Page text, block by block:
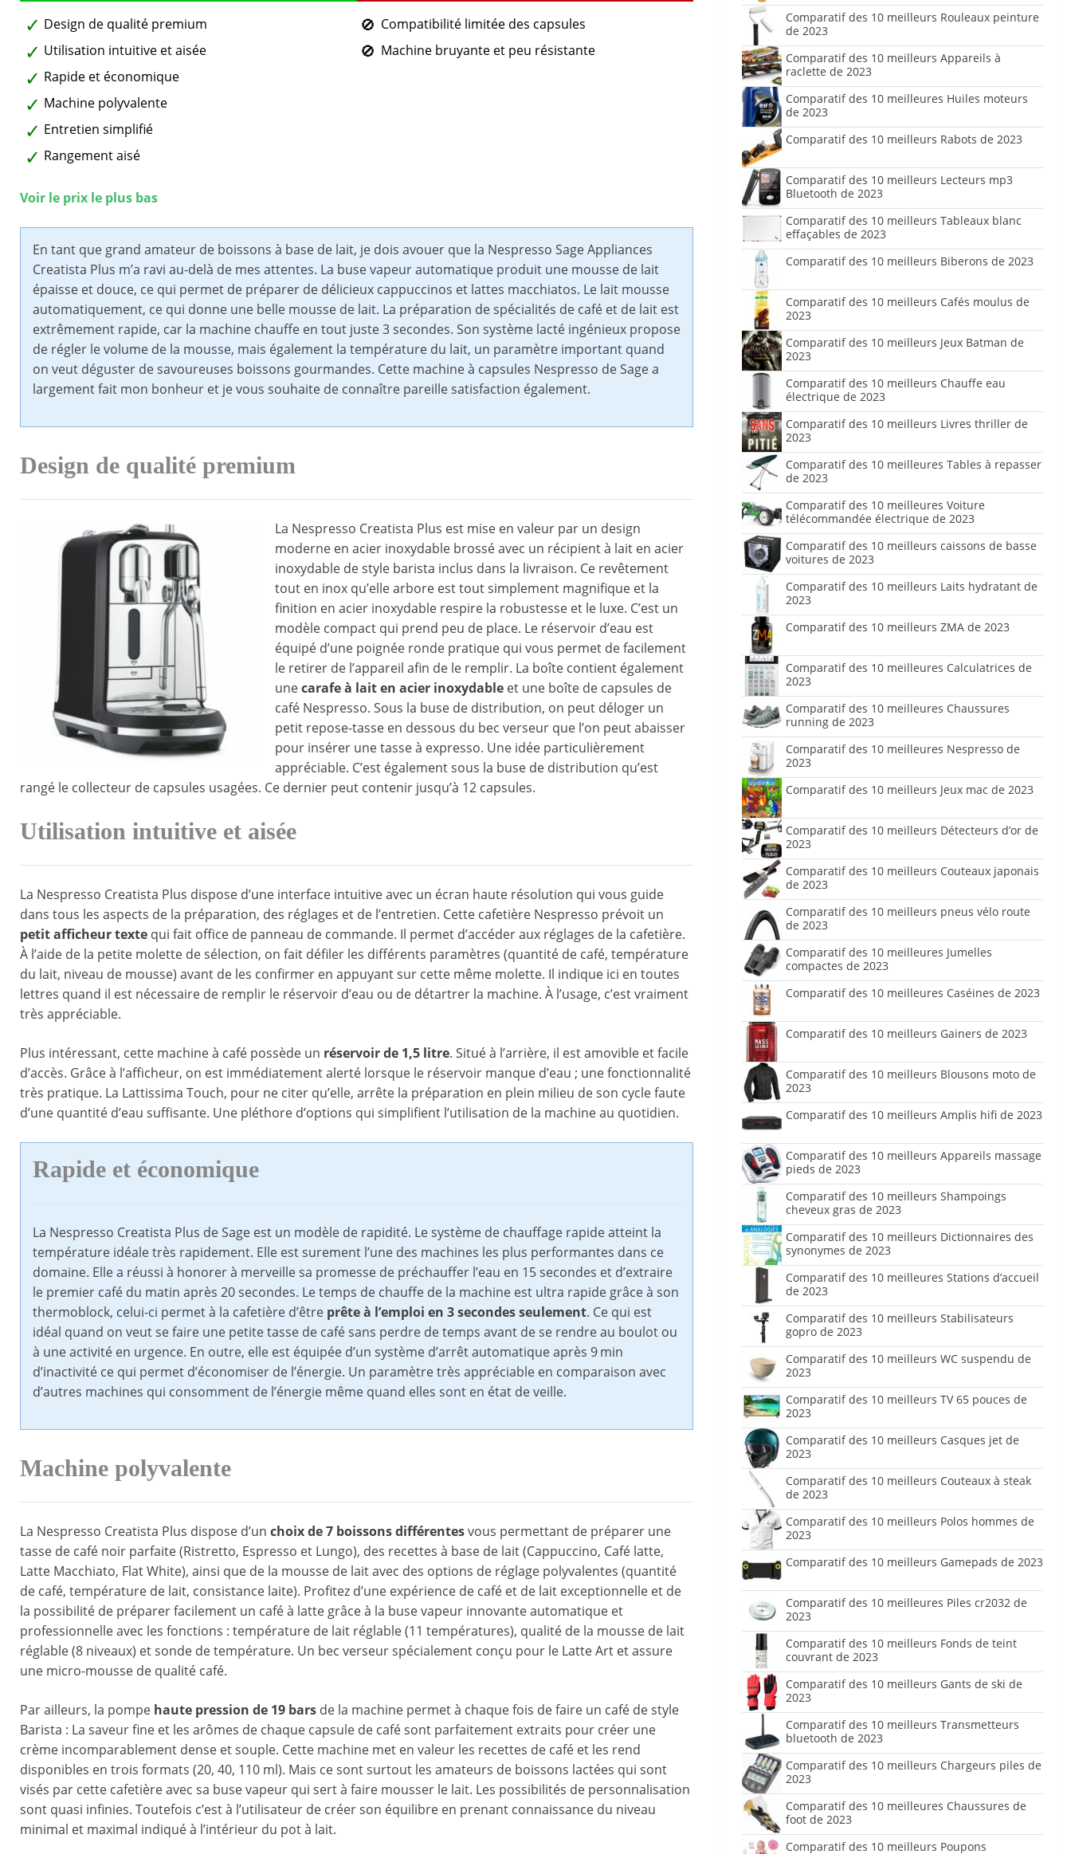
Design de qualité premium
Utilisation intuitive et aisée
Rapide et économique
Machine polyvalente
Entretien simplifié
Rangement aisé
Compatibilité limitée des capsules
Machine bruyante et peu résistante
Voir le prix le plus bas
En tant que grand amateur de boissons à base de lait, je dois avouer que la Nespresso Sage Appliances
Creatista Plus m’a ravi au-delà de mes attentes. La buse vapeur automatique produit une mousse de lait
épaisse et douce, ce qui permet de préparer de délicieux cappuccinos et lattes macchiatos. Le lait mousse
automatiquement, ce qui donne une belle mousse de lait. La préparation de spécialités de café et de lait est
extrêmement rapide, car la machine chauffe en tout juste 3 secondes. Son système lacté ingénieux propose
de régler le volume de la mousse, mais également la température du lait, un paramètre important quand
on veut déguster de savoureuses boissons gourmandes. Cette machine à capsules Nespresso de Sage a
largement fait mon bonheur et je vous souhaite de connaître pareille satisfaction également.
Design de qualité premium
La Nespresso Creatista Plus est mise en valeur par un design
moderne en acier inoxydable brossé avec un récipient à lait en acier
inoxydable de style barista inclus dans la livraison. Ce revêtement
tout en inox qu’elle arbore est tout simplement magnifique et la
finition en acier inoxydable respire la robustesse et le luxe. C’est un
modèle compact qui prend peu de place. Le réservoir d’eau est
équipé d’une poignée ronde pratique qui vous permet de facilement
le retirer de l’appareil afin de le remplir. La boîte contient également
unecarafe à lait en acier inoxydable et une boîte de capsules de
café Nespresso. Sous la buse de distribution, on peut déloger un
petit repose-tasse en dessous du bec verseur que l’on peut abaisser
pour insérer une tasse à expresso. Une idée particulièrement
appréciable. C’est également sous la buse de distribution qu’est
rangé le collecteur de capsules usagées. Ce dernier peut contenir jusqu’à 12 capsules.
Utilisation intuitive et aisée
La Nespresso Creatista Plus dispose d’une interface intuitive avec un écran haute résolution qui vous guide
dans tous les aspects de la préparation, des réglages et de l’entretien. Cette cafetière Nespresso prévoit un
petit afficheur texte qui fait office de panneau de commande. Il permet d’accéder aux réglages de la cafetière.
À l’aide de la petite molette de sélection, on fait défiler les différents paramètres (quantité de café, température
du lait, niveau de mousse) avant de les confirmer en appuyant sur cette même molette. Il indique ici en toutes
lettres quand il est nécessaire de remplir le réservoir d’eau ou de détartrer la machine. À l’usage, c’est vraiment
très appréciable.
Plus intéressant, cette machine à café possède un réservoir de 1,5 litre. Situé à l’arrière, il est amovible et facile
d’accès. Grâce à l’afficheur, on est immédiatement alerté lorsque le réservoir manque d’eau ; une fonctionnalité
très pratique. La Lattissima Touch, pour ne citer qu’elle, arrête la préparation en plein milieu de son cycle faute
d’une quantité d’eau suffisante. Une pléthore d’options qui simplifient l’utilisation de la machine au quotidien.
Rapide et économique
La Nespresso Creatista Plus de Sage est un modèle de rapidité. Le système de chauffage rapide atteint la
température idéale très rapidement. Elle est surement l’une des machines les plus performantes dans ce
domaine. Elle a réussi à honorer à merveille sa promesse de préchauffer l’eau en 15 secondes et d’extraire
le premier café du matin après 20 secondes. Le temps de chauffe de la machine est ultra rapide grâce à son
thermoblock, celui-ci permet à la cafetière d’être prête à l’emploi en 3 secondes seulement. Ce qui est
idéal quand on veut se faire une petite tasse de café sans perdre de temps avant de se rendre au boulot ou
à une activité en urgence. En outre, elle est équipée d’un système d’arrêt automatique après 9 min
d’inactivité ce qui permet d’économiser de l’énergie. Un paramètre très appréciable en comparaison avec
d’autres machines qui consomment de l’énergie même quand elles sont en état de veille.
Machine polyvalente
La Nespresso Creatista Plus dispose d’un choix de 7 boissons différentesvous permettant de préparer une
tasse de café noir parfaite (Ristretto, Espresso et Lungo), des recettes à base de lait (Cappuccino, Café latte,
Latte Macchiato, Flat White), ainsi que de la mousse de lait avec des options de réglage polyvalentes (quantité
de café, température de lait, consistance laite). Profitez d’une expérience de café et de lait exceptionnelle et de
la possibilité de préparer facilement un café à latte grâce à la buse vapeur innovante automatique et
professionnelle avec les fonctions : température de lait réglable (11 températures), qualité de la mousse de lait
réglable (8 niveaux) et sonde de température. Un bec verseur spécialement conçu pour le Latte Art et assure
une micro-mousse de qualité café.
Par ailleurs, la pompe haute pression de 19 bars de la machine permet à chaque fois de faire un café de style
Barista : La saveur fine et les arômes de chaque capsule de café sont parfaitement extraits pour créer une
crème incomparablement dense et souple. Cette machine met en valeur les recettes de café et les rend
disponibles en trois formats (20, 40, 110 ml). Mais ce sont surtout les amateurs de boissons lactées qui sont
visés par cette cafetière avec sa buse vapeur qui sert à faire mousser le lait. Les possibilités de personnalisation
sont quasi infinies. Toutefois c’est à l’utilisateur de créer son équilibre en prenant connaissance du niveau
minimal et maximal indiqué à l’intérieur du pot à lait.
Comparatif des 10 meilleurs Rouleaux peinture
de 2023
Comparatif des 10 meilleurs Appareils à
raclette de 2023
Comparatif des 10 meilleures Huiles moteurs
de 2023
Comparatif des 10 meilleurs Rabots de 2023
Comparatif des 10 meilleurs Lecteurs mp3
Bluetooth de 2023
Comparatif des 10 meilleurs Tableaux blanc
effaçables de 2023
Comparatif des 10 meilleurs Biberons de 2023
Comparatif des 10 meilleurs Cafés moulus de
2023
Comparatif des 10 meilleurs Jeux Batman de
2023
Comparatif des 10 meilleurs Chauffe eau
électrique de 2023
Comparatif des 10 meilleurs Livres thriller de
2023
Comparatif des 10 meilleures Tables à repasser
de 2023
Comparatif des 10 meilleures Voiture
télécommandée électrique de 2023
Comparatif des 10 meilleurs caissons de basse
voitures de 2023
Comparatif des 10 meilleurs Laits hydratant de
2023
Comparatif des 10 meilleurs ZMA de 2023
Comparatif des 10 meilleures Calculatrices de
2023
Comparatif des 10 meilleures Chaussures
running de 2023
Comparatif des 10 meilleures Nespresso de
2023
Comparatif des 10 meilleurs Jeux mac de 2023
Comparatif des 10 meilleurs Détecteurs d’or de
2023
Comparatif des 10 meilleurs Couteaux japonais
de 2023
Comparatif des 10 meilleurs pneus vélo route
de 2023
Comparatif des 10 meilleures Jumelles
compactes de 2023
Comparatif des 10 meilleures Caséines de 2023
Comparatif des 10 meilleurs Gainers de 2023
Comparatif des 10 meilleurs Blousons moto de
2023
Comparatif des 10 meilleurs Amplis hifi de 2023
Comparatif des 10 meilleurs Appareils massage
pieds de 2023
Comparatif des 10 meilleurs Shampoings
cheveux gras de 2023
Comparatif des 10 meilleurs Dictionnaires des
synonymes de 2023
Comparatif des 10 meilleures Stations d’accueil
de 2023
Comparatif des 10 meilleurs Stabilisateurs
gopro de 2023
Comparatif des 10 meilleurs WC suspendu de
2023
Comparatif des 10 meilleurs TV 65 pouces de
2023
Comparatif des 10 meilleurs Casques jet de
2023
Comparatif des 10 meilleurs Couteaux à steak
de 2023
Comparatif des 10 meilleurs Polos hommes de
2023
Comparatif des 10 meilleurs Gamepads de 2023
Comparatif des 10 meilleures Piles cr2032 de
2023
Comparatif des 10 meilleurs Fonds de teint
couvrant de 2023
Comparatif des 10 meilleurs Gants de ski de
2023
Comparatif des 10 meilleurs Transmetteurs
bluetooth de 2023
Comparatif des 10 meilleurs Chargeurs piles de
2023
Comparatif des 10 meilleures Chaussures de
foot de 2023
Comparatif des 10 meilleurs Poupons